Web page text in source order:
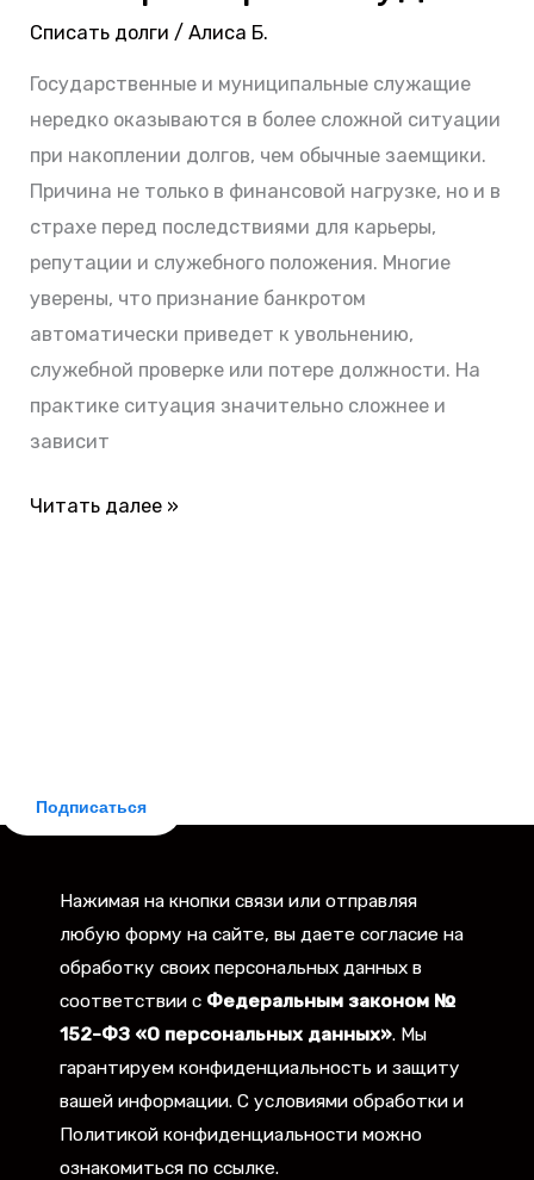
Списать долги /Алиса Б.
Государственные и муниципальные служащие
нередко оказываются в более сложной ситуации
при накоплении долгов, чем обычные заемщики.
Причина не только в финансовой нагрузке, но и в
страхе перед последствиями для карьеры,
репутации и служебного положения. Многие
уверены, что признание банкротом
автоматически приведет к увольнению,
служебной проверке или потере должности. На
практике ситуация значительно сложнее и
зависит
что
проверяет
суд
Читать далее »
Подписаться
Нажимая на кнопки связи или отправляя
любую форму на сайте, вы даете согласие на
обработку своих персональных данных в
соответствии с Федеральным законом №
152-ФЗ «О персональных данных». Мы
гарантируем конфиденциальность и защиту
вашей информации. С условиями обработки и
Политикой конфиденциальности можно
ознакомиться по ссылке.